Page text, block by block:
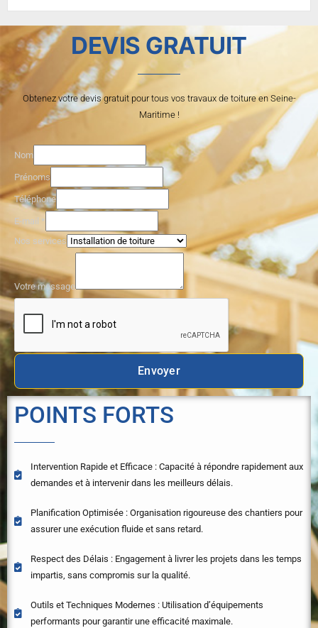
DEVIS GRATUIT
Obtenez votre devis gratuit pour tous vos travaux de toiture en Seine-
Maritime !
Nom
Prénoms
Téléphone
V
o
e
P
n
m
s
E-mail *
Nos services
Votre message
Envoyer
POINTS FORTS
Intervention Rapide et Efficace : Capacité à répondre rapidement aux
demandes et à intervenir dans les meilleurs délais.
Planification Optimisée : Organisation rigoureuse des chantiers pour
assurer une exécution fluide et sans retard.
Respect des Délais : Engagement à livrer les projets dans les temps
impartis, sans compromis sur la qualité.
Outils et Techniques Modernes : Utilisation d’équipements
performants pour garantir une efficacité maximale.